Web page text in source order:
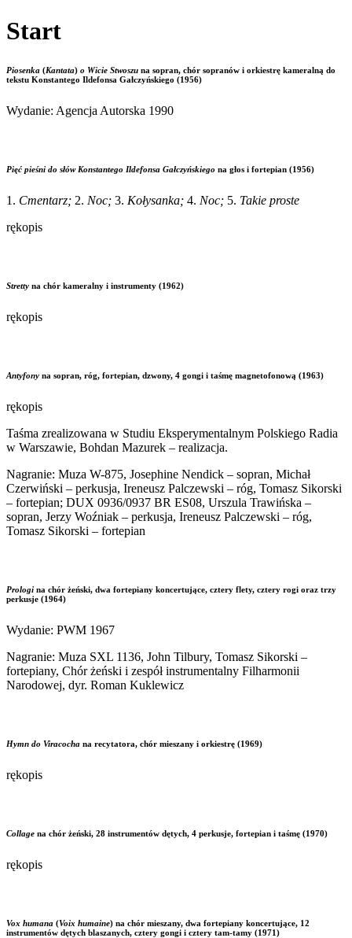
Start
Piosenka (Kantata) o Wicie Stwoszu na sopran, chór sopranów i orkiestrę kameralną do
tekstu Konstantego Ildefonsa Gałczyńskiego (1956)
Wydanie: Agencja Autorska 1990
Pięć pieśni do słów Konstantego Ildefonsa Gałczyńskiego na głos i fortepian (1956)
1. Cmentarz; 2. Noc; 3. Kołysanka; 4. Noc; 5. Takie proste
rękopis
Stretty na chór kameralny i instrumenty (1962)
rękopis
Antyfony na sopran, róg, fortepian, dzwony, 4 gongi i taśmę magnetofonową (1963)
rękopis
Taśma zrealizowana w Studiu Eksperymentalnym Polskiego Radia
w Warszawie, Bohdan Mazurek – realizacja.
Nagranie: Muza W-875, Josephine Nendick – sopran, Michał
Czerwiński – perkusja, Ireneusz Palczewski – róg, Tomasz Sikorski
– fortepian; DUX 0936/0937 BR ES08, Urszula Trawińska –
sopran, Jerzy Woźniak – perkusja, Ireneusz Palczewski – róg,
Tomasz Sikorski – fortepian
Prologi na chór żeński, dwa fortepiany koncertujące, cztery flety, cztery rogi oraz trzy
perkusje (1964)
Wydanie: PWM 1967
Nagranie: Muza SXL 1136, John Tilbury, Tomasz Sikorski –
fortepiany, Chór żeński i zespół instrumentalny Filharmonii
Narodowej, dyr. Roman Kuklewicz
Hymn do Viracocha na recytatora, chór mieszany i orkiestrę (1969)
rękopis
Collage na chór żeński, 28 instrumentów dętych, 4 perkusje, fortepian i taśmę (1970)
rękopis
Vox humana (Voix humaine) na chór mieszany, dwa fortepiany koncertujące, 12
instrumentów dętych blaszanych, cztery gongi i cztery tam-tamy (1971)